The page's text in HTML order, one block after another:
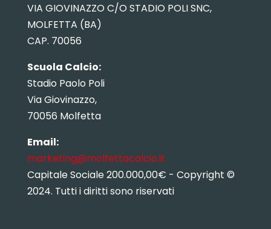
VIA GIOVINAZZO C/O STADIO POLI SNC,
MOLFETTA (BA)
CAP. 70056
Scuola Calcio:
Stadio Paolo Poli
Via Giovinazzo,
70056 Molfetta
Email:
marketing@molfettacalcio.it
Capitale Sociale 200.000,00€ - Copyright ©
2024. Tutti i diritti sono riservati